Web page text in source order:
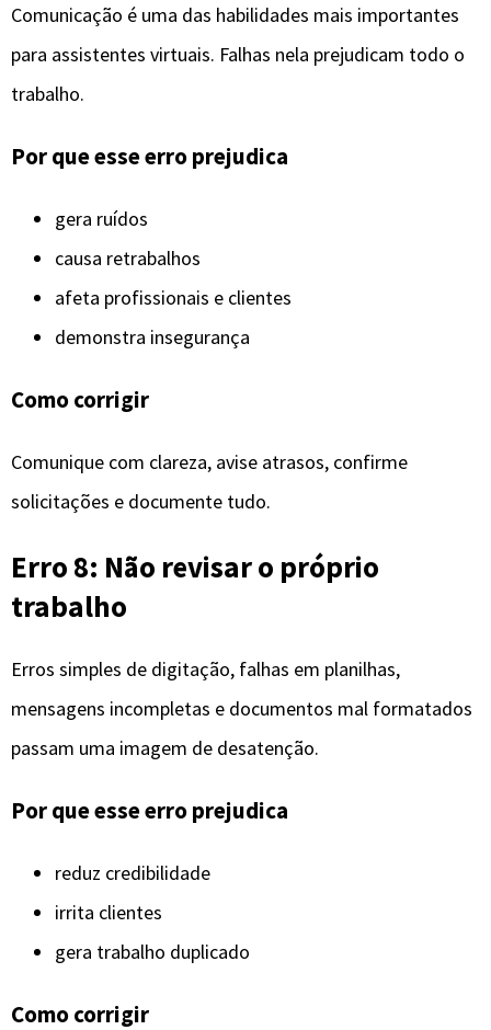
Comunicação é uma das habilidades mais importantes
para assistentes virtuais. Falhas nela prejudicam todo o
trabalho.
Por que esse erro prejudica
gera ruídos
causa retrabalhos
afeta profissionais e clientes
demonstra insegurança
Como corrigir
Comunique com clareza, avise atrasos, confirme
solicitações e documente tudo.
Erro 8: Não revisar o próprio
trabalho
Erros simples de digitação, falhas em planilhas,
mensagens incompletas e documentos mal formatados
passam uma imagem de desatenção.
Por que esse erro prejudica
reduz credibilidade
irrita clientes
gera trabalho duplicado
Como corrigir